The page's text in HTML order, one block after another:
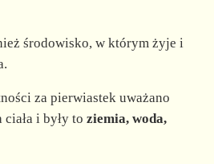
środowisko, w którym żyje i
za pierwiastek uważano
ciała i były to ziemia, woda,